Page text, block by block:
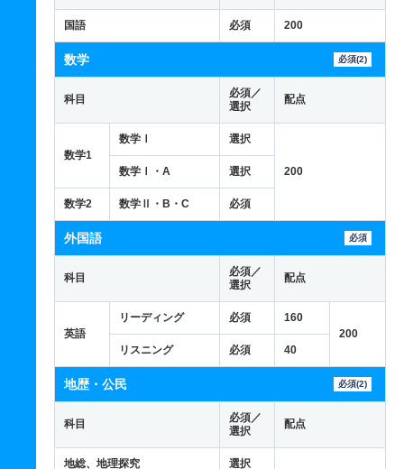
国語 必須 200
数学 必須(2)
科目
必須／
選択
配点
数学1
数学Ⅰ 選択
200
数学Ⅰ・A 選択
数学2 数学Ⅱ・B・C 必須
外国語 必須
科目
必須／
選択
配点
英語
リーディング 必須
160
200
リスニング
必須 40
地歴・公民 必須(2)
科目
必須／
選択
配点
地総、地理探究 選択